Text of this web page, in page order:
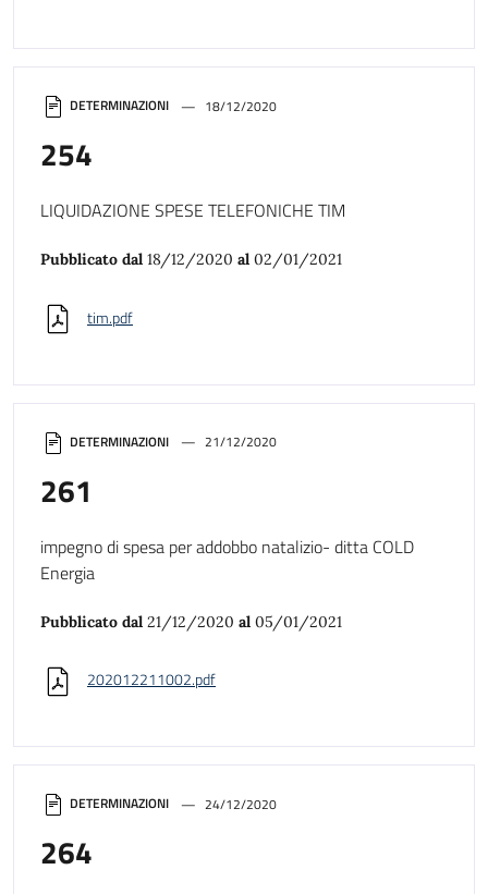
DETERMINAZIONI 24/12/2020
264
DETERMINAZIONI 21/12/2020
261
impegno di spesa per addobbo natalizio- ditta COLD
Energia
Pubblicato dal 21/12/2020 al 05/01/2021
202012211002.pdf
DETERMINAZIONI 18/12/2020
254
LIQUIDAZIONE SPESE TELEFONICHE TIM
Pubblicato dal 18/12/2020 al 02/01/2021
tim.pdf